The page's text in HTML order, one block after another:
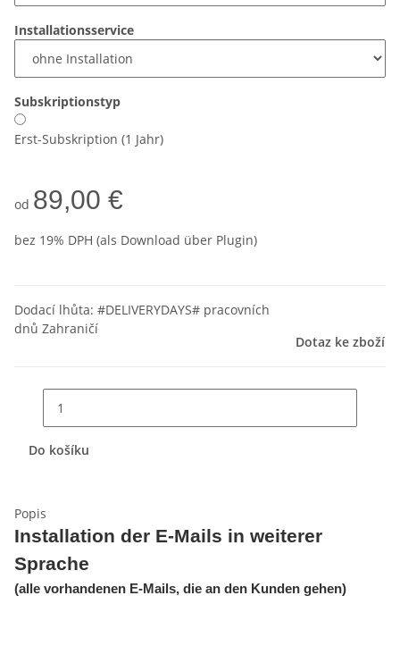
Installationsservice
Subskriptionstyp
Erst-Subskription (1 Jahr)
od 89,00 €
bez 19% DPH (als Download über Plugin)
Dodací lhůta: #DELIVERYDAYS# pracovních
dnů Zahraničí
Dotaz ke zboží
Do košíku
Popis
Installation der E-Mails in weiterer
Sprache
(alle vorhandenen E-Mails, die an den Kunden gehen)